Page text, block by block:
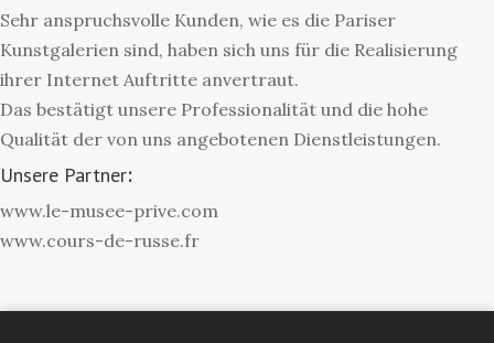
Sehr anspruchsvolle Kunden, wie es die Pariser
Kunstgalerien sind, haben sich uns für die Realisierung
ihrer Internet Auftritte anvertraut.
Das bestätigt unsere Professionalität und die hohe
Qualität der von uns angebotenen Dienstleistungen.
Unsere Partner:
www.le-musee-prive.com
www.cours-de-russe.fr